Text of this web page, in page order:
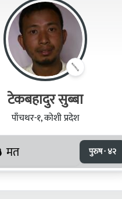
टेकबहादुर सुब्बा
पाँचथर-१, कोशी प्रदेश
मत पुरुष · ४२